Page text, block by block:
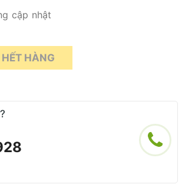
cập nhật
HẾT HÀNG